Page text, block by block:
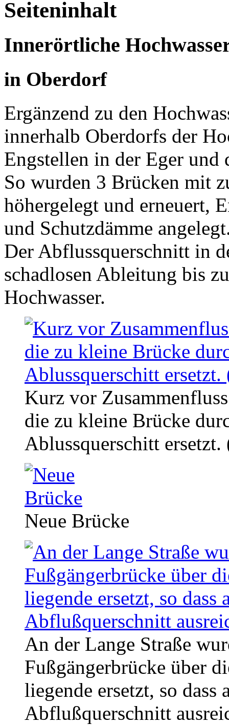
Seiteninhalt
Innerörtliche
in Oberdorf
Ergänzend zu den
innerhalb Oberdorfs der
Engstellen in der Eger und
So wurden 3 Brücken mit
höhergelegt und erneuert,
und Schutzdämme
Der Abflussquerschnitt in
schadlosen Ableitung bis
Hochwasser.
Kurz vor
die zu kleine Brücke
Ablussquerschitt
Neue Brücke
An der Lange Straße
Fußgängerbrücke über
liegende ersetzt, so dass
Abflußquerschnitt